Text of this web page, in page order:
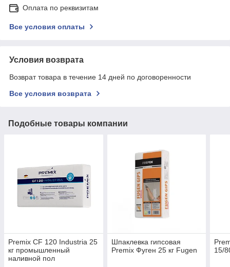
Оплата по реквизитам
Все условия оплаты
Условия возврата
Возврат товара в течение 14 дней по договоренности
Все условия возврата
Подобные товары компании
Premix CF 120 Industria 25
кг промышленный
наливной пол
Шпаклевка гипсовая
Premix Фуген 25 кг Fugen
15/